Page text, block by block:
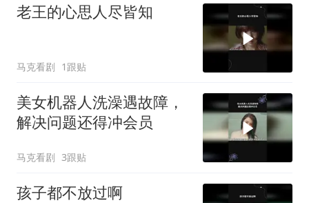
老王的心思人尽皆知
马克看剧 1跟贴
美女机器人洗澡遇故障，
解决问题还得冲会员
马克看剧 3跟贴
孩子都不放过啊